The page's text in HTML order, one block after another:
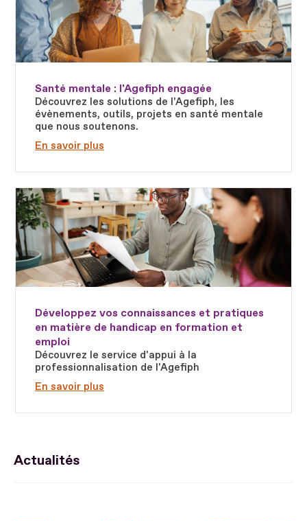
Santé mentale : l'Agefiph engagée
Découvrez les solutions de l'Agefiph, les
évènements, outils, projets en santé mentale
que nous soutenons.
En savoir plus
Développez vos connaissances et pratiques
en matière de handicap en formation et
emploi
Découvrez le service d'appui à la
professionnalisation de l'Agefiph
En savoir plus
Fichier
Actualités